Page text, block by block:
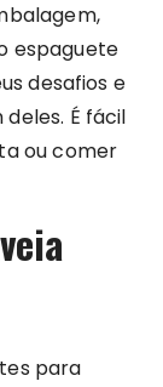
espaguete
desafios e
É fácil
ou comer
para